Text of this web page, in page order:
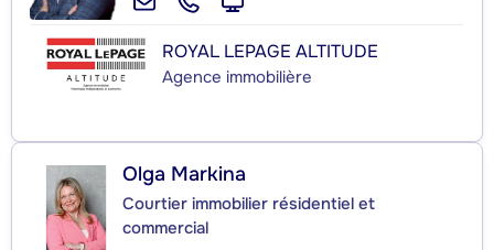
ROYAL LEPAGE ALTITUDE
Agence immobilière
Olga Markina
Courtier immobilier résidentiel et
commercial